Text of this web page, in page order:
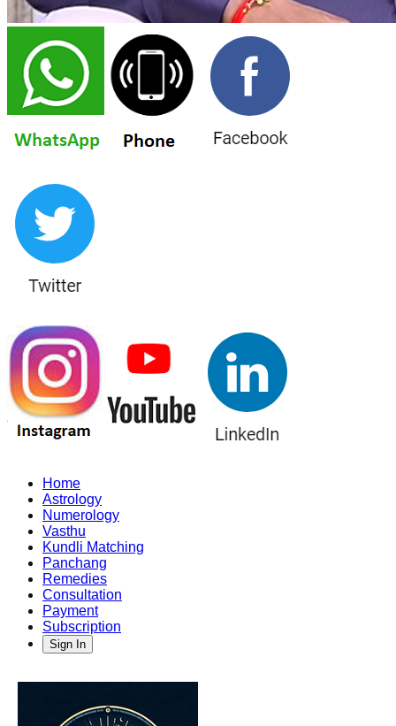
Home
Astrology
Numerology
Vasthu
Kundli Matching
Panchang
Remedies
Consultation
Payment
Subscription
Sign In